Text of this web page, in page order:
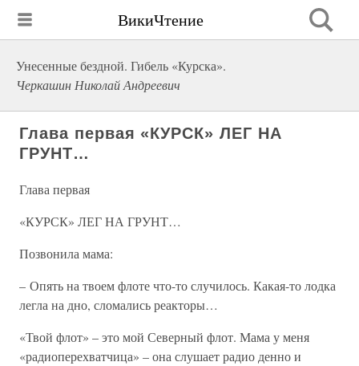
ВикиЧтение
Унесенные бездной. Гибель «Курска».
Черкашин Николай Андреевич
Глава первая «КУРСК» ЛЕГ НА
ГРУНТ…
Глава первая
«КУРСК» ЛЕГ НА ГРУНТ…
Позвонила мама:
– Опять на твоем флоте что-то случилось. Какая-то лодка
легла на дно, сломались реакторы…
«Твой флот» – это мой Северный флот. Мама у меня
«радиоперехватчица» – она слушает радио денно и